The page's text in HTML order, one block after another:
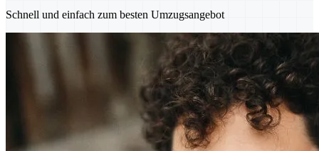
Schnell und einfach zum besten Umzugsangebot